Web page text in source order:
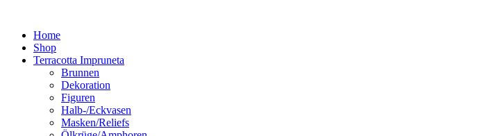
springenHome
Shop
Terracotta Impruneta
Brunnen
Dekoration
Figuren
Halb-/Eckvasen
Masken/Reliefs